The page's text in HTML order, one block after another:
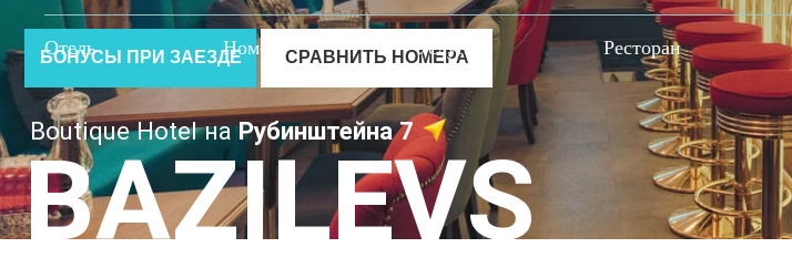
Отель Номера Услуги Ресторан
СРАВНИТЬ НОМЕРА
БОНУСЫ ПРИ ЗАЕЗДЕ
BAZILEVS